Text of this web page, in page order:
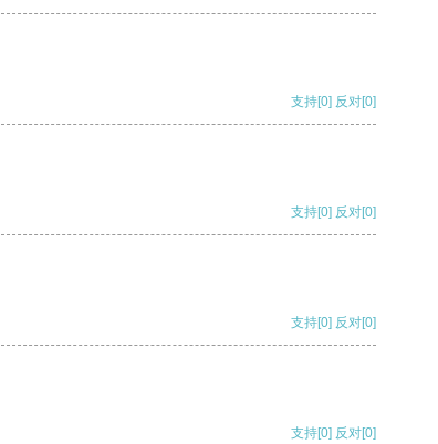
支持[0] 反对[0]
支持[0] 反对[0]
支持[0] 反对[0]
支持[0] 反对[0]